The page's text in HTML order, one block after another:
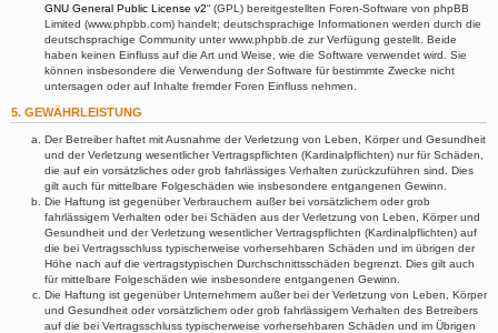
GNU General Public License v2“ (GPL) bereitgestellten Foren-Software von phpBB
Limited (www.phpbb.com) handelt; deutschsprachige Informationen werden durch die
deutschsprachige Community unter www.phpbb.de zur Verfügung gestellt. Beide
haben keinen Einfluss auf die Art und Weise, wie die Software verwendet wird. Sie
können insbesondere die Verwendung der Software für bestimmte Zwecke nicht
untersagen oder auf Inhalte fremder Foren Einfluss nehmen.
5. GEWÄHRLEISTUNG
Der Betreiber haftet mit Ausnahme der Verletzung von Leben, Körper und Gesundheit
und der Verletzung wesentlicher Vertragspflichten (Kardinalpflichten) nur für Schäden,
die auf ein vorsätzliches oder grob fahrlässiges Verhalten zurückzuführen sind. Dies
gilt auch für mittelbare Folgeschäden wie insbesondere entgangenen Gewinn.
Die Haftung ist gegenüber Verbrauchern außer bei vorsätzlichem oder grob
fahrlässigem Verhalten oder bei Schäden aus der Verletzung von Leben, Körper und
Gesundheit und der Verletzung wesentlicher Vertragspflichten (Kardinalpflichten) auf
die bei Vertragsschluss typischerweise vorhersehbaren Schäden und im übrigen der
Höhe nach auf die vertragstypischen Durchschnittsschäden begrenzt. Dies gilt auch
für mittelbare Folgeschäden wie insbesondere entgangenen Gewinn.
Die Haftung ist gegenüber Unternehmern außer bei der Verletzung von Leben, Körper
und Gesundheit oder vorsätzlichem oder grob fahrlässigem Verhalten des Betreibers
auf die bei Vertragsschluss typischerweise vorhersehbaren Schäden und im Übrigen